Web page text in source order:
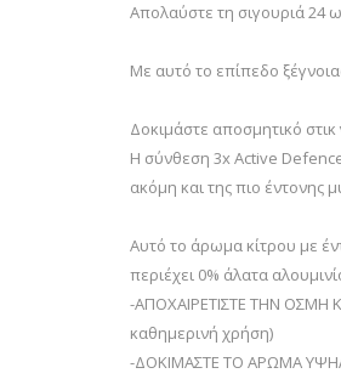
Απολαύστε τη σιγουριά 24
Με αυτό το επίπεδο
Δοκιμάστε αποσμητικό
Η σύνθεση 3x Active
ακόμη και της πιο έντονης
Αυτό το άρωμα κίτρου με
περιέχει 0% άλατα
-ΑΠΟΧΑΙΡΕΤΙΣΤΕ ΤΗΝ ΟΣΜΗ
καθημερινή χρήση)
-ΔΟΚΙΜΑΣΤΕ ΤΟ ΑΡΩΜΑ